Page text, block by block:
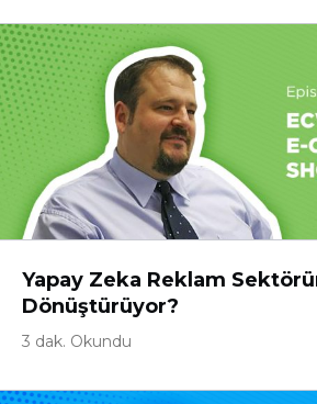
Yapay Zeka Reklam
Dönüştürüyor?
3 dak. Okundu